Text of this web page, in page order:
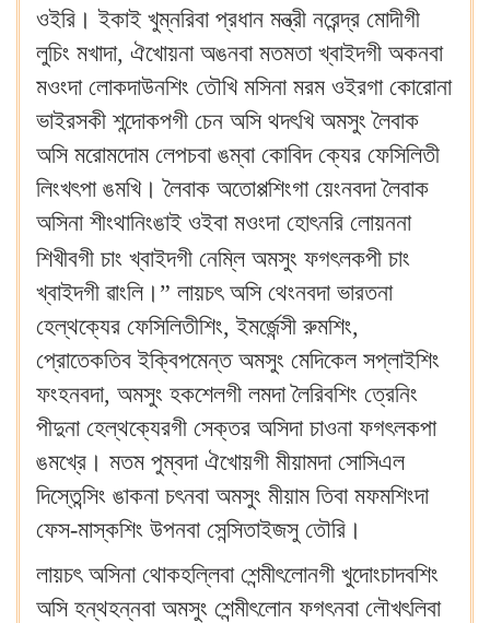
ওইরি। ইকাই খুম্নরিবা প্রধান মন্ত্রী নরেন্দ্র মোদীগী
লুচিং মখাদা, ঐখোয়না অঙনবা মতমতা খ্বাইদগী অকনবা
মওংদা লোকদাউনশিং তৌখি মসিনা মরম ওইরগা কোরোনা
ভাইরসকী শন্দোকপগী চেন অসি থদৎখি অমসুং লৈবাক
অসি মরোমদোম লেপচবা ঙম্বা কোবিদ ক্যের ফেসিলিতী
লিংখৎপা ঙমখি। লৈবাক অতোপ্পশিংগা য়েংনবদা লৈবাক
অসিনা শীংথানিংঙাই ওইবা মওংদা হোৎনরি লোয়ননা
শিখীবগী চাং খ্বাইদগী নেম্লি অমসুং ফগৎলকপী চাং
খ্বাইদগী ৱাংলি।” লায়চৎ অসি থেংনবদা ভারতনা
হেল্থক্যের ফেসিলিতীশিং, ইমর্জেন্সী রুমশিং,
প্রোতেকতিব ইক্বিপমেন্ত অমসুং মেদিকেল সপ্লাইশিং
ফংহনবদা, অমসুং হকশেলগী লমদা লৈরিবশিং ত্রেনিং
পীদুনা হেল্থক্যেরগী সেক্তর অসিদা চাওনা ফগৎলকপা
ঙমখ্রে। মতম পুম্বদা ঐখোয়গী মীয়ামদা সোসিএল
দিস্তেন্সিং ঙাকনা চৎনবা অমসুং মীয়াম তিবা মফমশিংদা
ফেস-মাস্কশিং উপনবা সেন্সিতাইজসু তৌরি।
লায়চৎ অসিনা থোকহল্লিবা শেন্মীৎলোনগী খুদোংচাদবশিং
অসি হন্থহন্নবা অমসুং শেন্মীৎলোন ফগৎনবা লৌখৎলিবা